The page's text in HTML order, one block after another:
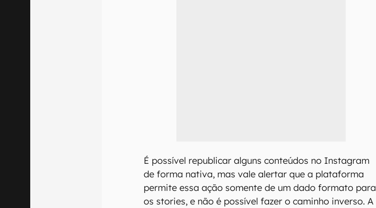
É possível republicar alguns conteúdos no Instagram
de forma nativa, mas vale alertar que a plataforma
permite essa ação somente de um dado formato para
os stories, e não é possível fazer o caminho inverso. A